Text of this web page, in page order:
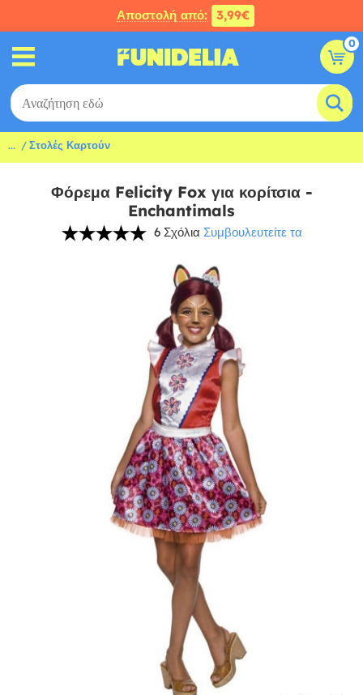
Αποστολή από: 3,99€
0
... Στολές Καρτούν
Φόρεμα Felicity Fox για κορίτσια -
Enchantimals
6 Σχόλια Συμβουλευτείτε τα